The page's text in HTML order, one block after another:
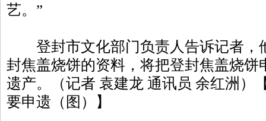
艺。”
登封市文化部门负责人告诉记者，
封焦盖烧饼的资料，将把登封焦盖烧饼
遗产。（记者 袁建龙 通讯员 余红洲）
要申遗（图）】